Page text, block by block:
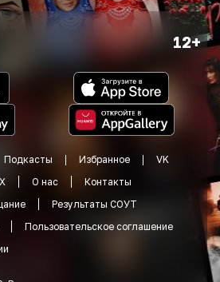
12+
Подкасты Избранное
VK
О нас
Контакты
Результаты СОУТ
Пользовательское соглашение